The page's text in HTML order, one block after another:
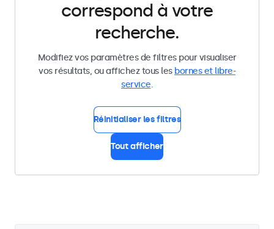
correspond à votre
recherche.
Modifiez vos paramètres de filtres pour visualiser
vos résultats, ou affichez tous les bornes et libre-
service.
Réinitialiser les filtres
Tout afficher